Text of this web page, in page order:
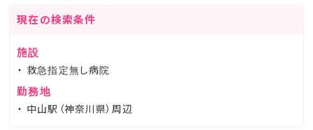
現在の検索条件
施設
救急指定無し病院
勤務地
中山駅（神奈川県）周辺